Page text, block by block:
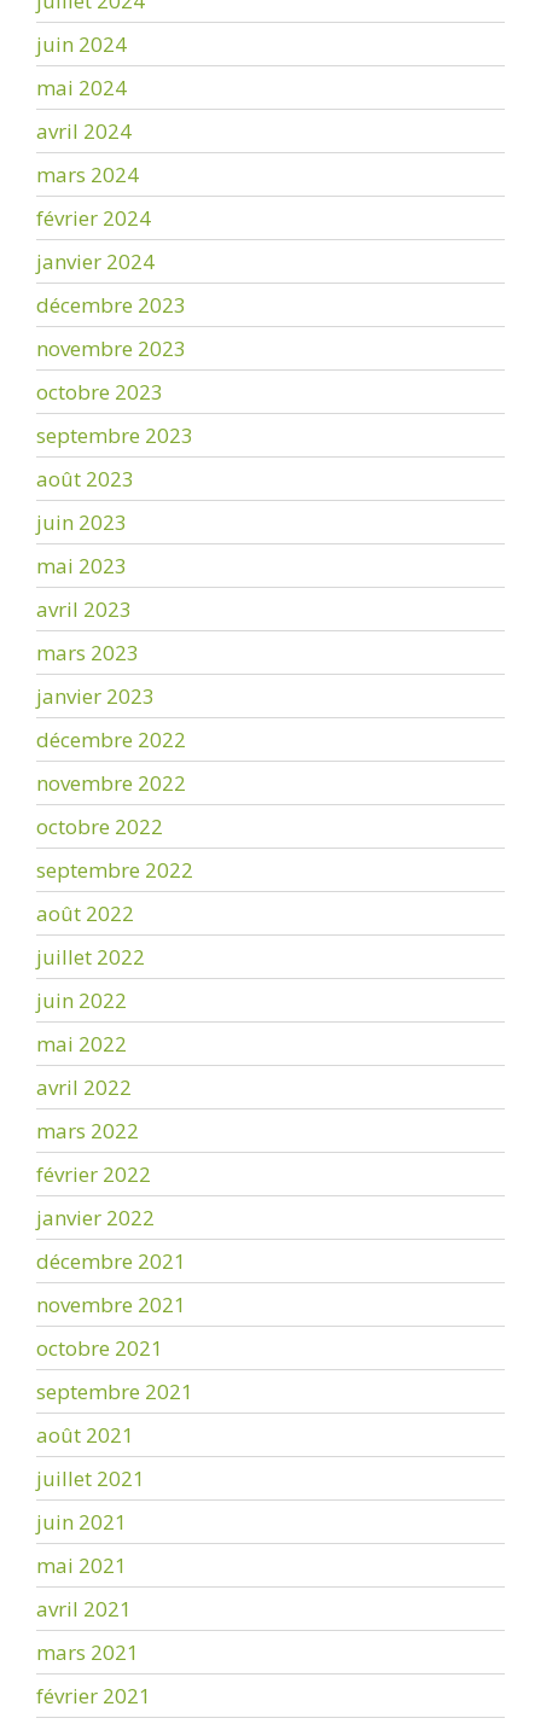
juin 2024
mai 2024
avril 2024
mars 2024
février 2024
janvier 2024
décembre 2023
novembre 2023
octobre 2023
septembre 2023
août 2023
juin 2023
mai 2023
avril 2023
mars 2023
janvier 2023
décembre 2022
novembre 2022
octobre 2022
septembre 2022
août 2022
juillet 2022
juin 2022
mai 2022
avril 2022
mars 2022
février 2022
janvier 2022
décembre 2021
novembre 2021
octobre 2021
septembre 2021
août 2021
juillet 2021
juin 2021
mai 2021
avril 2021
mars 2021
février 2021